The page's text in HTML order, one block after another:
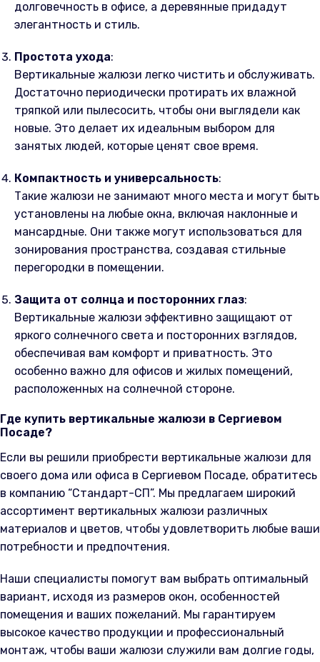
долговечность в офисе, а деревянные придадут
элегантность и стиль.
Простота ухода:
Вертикальные жалюзи легко чистить и обслуживать.
Достаточно периодически протирать их влажной
тряпкой или пылесосить, чтобы они выглядели как
новые. Это делает их идеальным выбором для
занятых людей, которые ценят свое время.
Компактность и универсальность:
Такие жалюзи не занимают много места и могут быть
установлены на любые окна, включая наклонные и
мансардные. Они также могут использоваться для
зонирования пространства, создавая стильные
перегородки в помещении.
Защита от солнца и посторонних глаз:
Вертикальные жалюзи эффективно защищают от
яркого солнечного света и посторонних взглядов,
обеспечивая вам комфорт и приватность. Это
особенно важно для офисов и жилых помещений,
расположенных на солнечной стороне.
Где купить вертикальные жалюзи в Сергиевом
Посаде?
Если вы решили приобрести вертикальные жалюзи для
своего дома или офиса в Сергиевом Посаде, обратитесь
в компанию “Стандарт-СП”. Мы предлагаем широкий
ассортимент вертикальных жалюзи различных
материалов и цветов, чтобы удовлетворить любые ваши
потребности и предпочтения.
Наши специалисты помогут вам выбрать оптимальный
вариант, исходя из размеров окон, особенностей
помещения и ваших пожеланий. Мы гарантируем
высокое качество продукции и профессиональный
монтаж, чтобы ваши жалюзи служили вам долгие годы,